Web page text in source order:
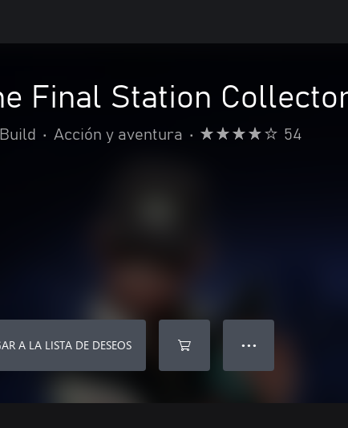
Final Station
• Acción y aventura • 54
A LA LISTA DE DESEOS ● ● ●